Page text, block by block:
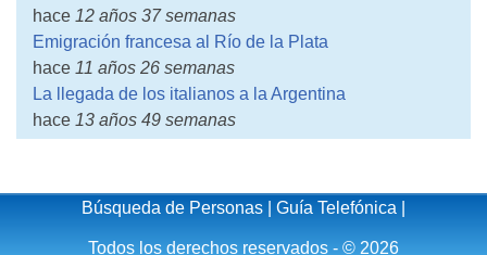
hace 12 años 37 semanas
Emigración francesa al Río de la Plata
hace 11 años 26 semanas
La llegada de los italianos a la Argentina
hace 13 años 49 semanas
Búsqueda de Personas Guía Telefónica
Todos los derechos reservados - © 2026